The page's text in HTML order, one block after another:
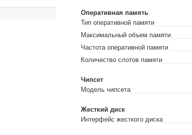
Оперативная память
Тип оперативной памяти
Максимальный объем памяти
Частота оперативной памяти
Количество слотов памяти
Чипсет
Модель чипсета
Жесткий диск
Интерфейс жесткого диска